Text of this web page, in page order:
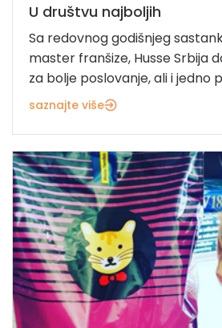
U društvu najboljih
Sa redovnog godišnjeg
master franšize, Husse Srbija
za bolje poslovanje, ali i jedno
saznajte više